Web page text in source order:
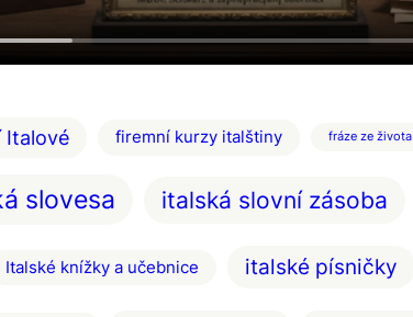
Italové firemní kurzy italštiny fráze ze života
slovesa italská slovní zásoba
Italské knížky a učebnice italské písničky